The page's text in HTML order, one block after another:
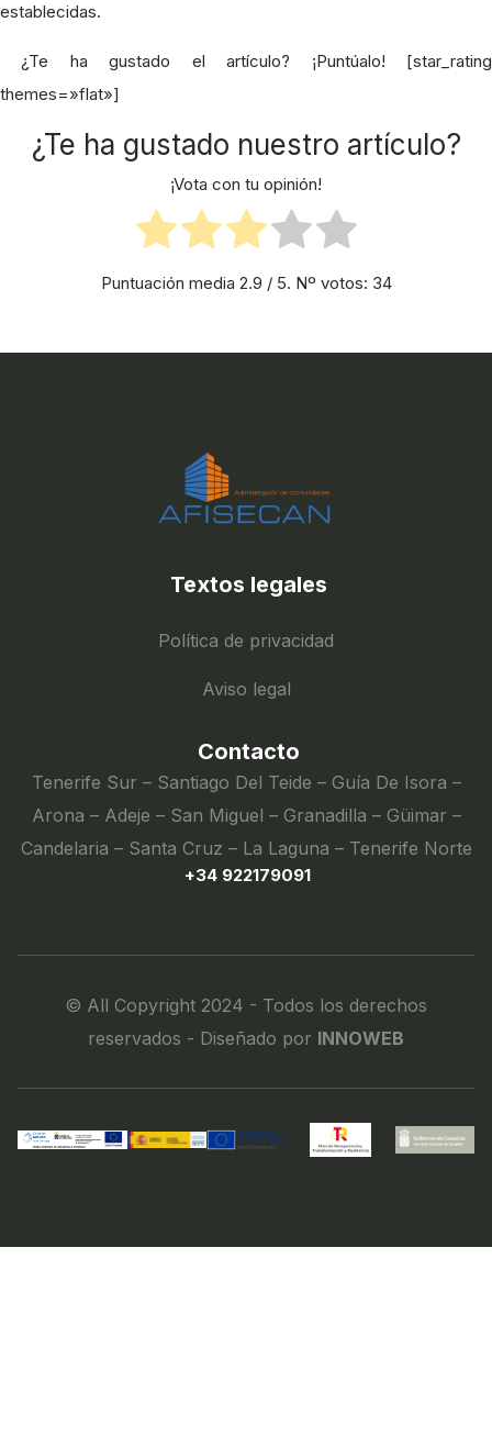
establecidas.
¿Te ha gustado el artículo? ¡Puntúalo! [star_rating
themes=»flat»]
¿Te ha gustado nuestro artículo?
¡Vota con tu opinión!
Puntuación media 2.9 / 5. Nº votos: 34
Textos legales
Política de privacidad
Aviso legal
Contacto
Tenerife Sur – Santiago Del Teide – Guía De Isora –
Arona – Adeje – San Miguel – Granadilla – Güimar –
Candelaria – Santa Cruz – La Laguna – Tenerife Norte
+34 922179091
© All Copyright 2024 - Todos los derechos
reservados - Diseñado por INNOWEB